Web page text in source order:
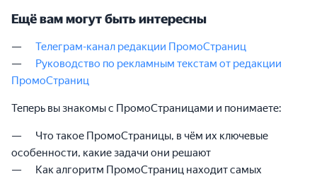
Ещё вам могут быть интересны
Телеграм-канал редакции ПромоСтраниц
Руководство по рекламным текстам от редакции
ПромоСтраниц
Теперь вы знакомы с ПромоСтраницами и понимаете:
Что такое ПромоСтраницы, в чём их ключевые
особенности, какие задачи они решают
Как алгоритм ПромоСтраниц находит самых